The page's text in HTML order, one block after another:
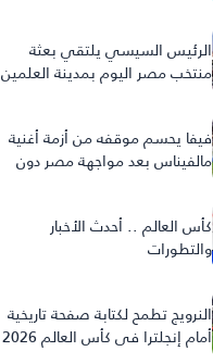
الرئيس السيسي يلتقي بعثة
منتخب مصر اليوم بمدينة العلمين
فيفا يحسم موقفه من أزمة أغنية
مالفيناس بعد مواجهة مصر دون
كأس العالم .. أحدث الأخبار
والتطورات
النرويج تطمح لكتابة صفحة تاريخية
أمام إنجلترا في كأس العالم 2026